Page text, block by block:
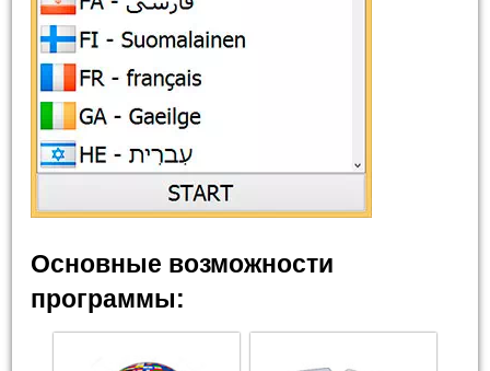
Основные возможности
программы: